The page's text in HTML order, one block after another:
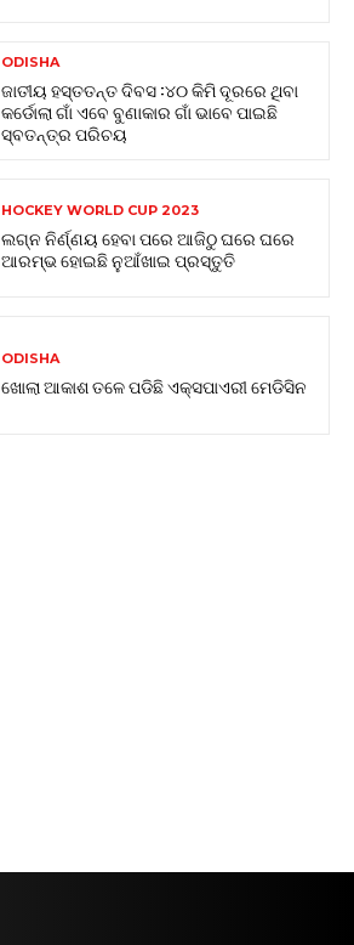
ODISHA
ଜାତୀୟ ହସ୍ତତନ୍ତ ଦିବସ :୪୦ କିମି ଦୂରରେ ଥିବା
କର୍ଡୋଲା ଗାଁ ଏବେ ବୁଣାକାର ଗାଁ ଭାବେ ପାଇଛି
ସ୍ବତନ୍ତ୍ର ପରିଚୟ
HOCKEY WORLD CUP 2023
ଲଗ୍ନ ନିର୍ଣ୍ଣୟ ହେବା ପରେ ଆଜିଠୁ ଘରେ ଘରେ
ଆରମ୍ଭ ହୋଇଛି ନୁଆଁଖାଇ ପ୍ରସ୍ତୁତି
ODISHA
ଖୋଲା ଆକାଶ ତଳେ ପଡିଛି ଏକ୍ସପାଏରୀ ମେଡିସିନ